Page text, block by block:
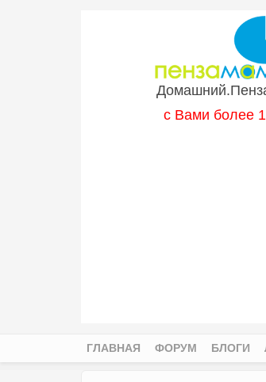
с Вами более
ГЛАВНАЯ ФОРУМ БЛОГИ